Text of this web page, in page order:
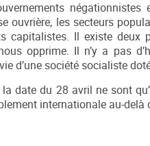
ouvrière, les secteurs
capitalistes. Il existe deux
opprime. Il n’y a pas
d’une société socialiste
date du 28 avril ne sont
internationale au-delà